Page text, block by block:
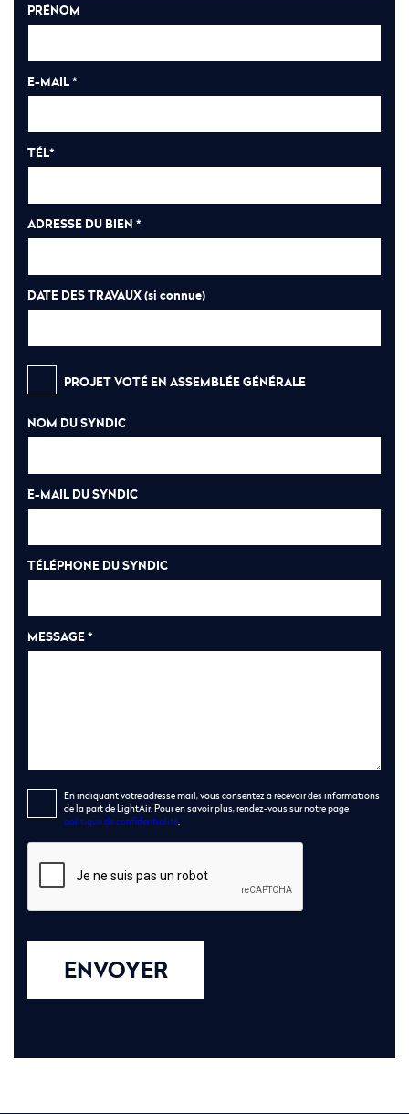
PRÉNOM
E-MAIL *
TÉL*
ADRESSE DU BIEN *
DATE DES TRAVAUX(si connue)
PROJET VOTÉ EN ASSEMBLÉE GÉNÉRALE
NOM DU SYNDIC
E-MAIL DU SYNDIC
TÉLÉPHONE DU SYNDIC
MESSAGE *
En indiquant votre adresse mail, vous consentez à recevoir des informations
de la part de LightAir. Pour en savoir plus, rendez-vous sur notre page
politique de confidentialité
ENVOYER